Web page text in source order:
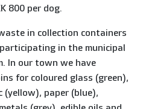
800 per dog.
in collection containers
in the municipal
In our town we have
for coloured glass (green),
paper (blue),